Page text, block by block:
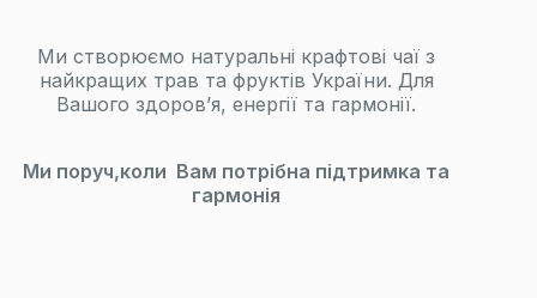
Ми створюємо натуральні крафтові чаї з
найкращих трав та фруктів України. Для
Вашого здоров’я, енергії та гармонії.
Ми поруч,коли Вам потрібна підтримка та
гармонія